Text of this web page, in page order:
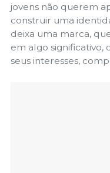
jovens não querem
construir uma
deixa uma marca,
em algo significativo,
seus interesses,